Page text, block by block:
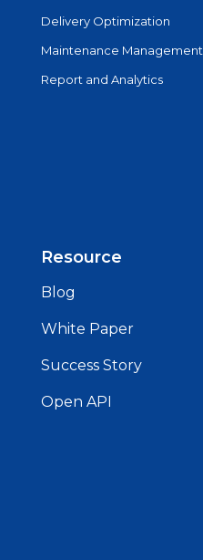
Delivery Optimization
Maintenance Management
Report and Analytics
Resource
Blog
White Paper
Success Story
Open API